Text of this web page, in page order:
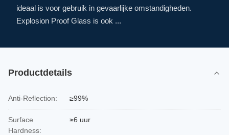
ideaal is voor gebruik in gevaarlijke omstandigheden.
Explosion Proof Glass is ook ...
Productdetails
Anti-Reflection: ≥99%
Surface
Hardness:
≥6 uur